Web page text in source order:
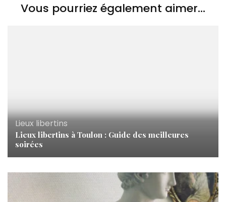
Vous pourriez également aimer...
Lieux libertins
Lieux libertins à Toulon : Guide des meilleures
soirées